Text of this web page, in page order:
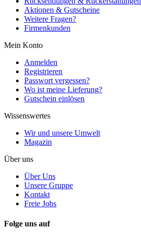
Aktionen & Gutscheine
Weitere Fragen?
Firmenkunden
Mein Konto
Anmelden
Registrieren
Passwort vergessen?
Wo ist meine Lieferung?
Gutschein einlösen
Wissenswertes
Wir und unsere Umwelt
Magazin
Über uns
Über Uns
Unsere Gruppe
Kontakt
Freie Jobs
Folge uns auf